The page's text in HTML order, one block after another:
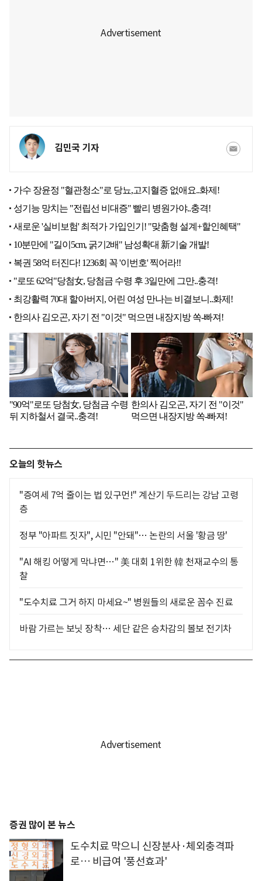
김민국 기자
오늘의 핫뉴스
"증여세 7억 줄이는 법 있구먼!" 계산기 두드리는 강남 고령
층
정부 "아파트 짓자", 시민 "안돼"… 논란의 서울 '황금 땅'
"AI 해킹 어떻게 막냐면…" 美 대회 1위한 韓 천재교수의 통
찰
"도수치료 그거 하지 마세요~" 병원들의 새로운 꼼수 진료
바람 가르는 보닛 장착… 세단 같은 승차감의 볼보 전기차
증권 많이 본 뉴스
도수치료 막으니 신장분사·체외충격파
로… 비급여 '풍선효과'